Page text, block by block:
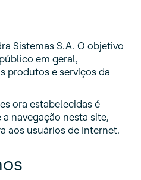
Sistemas S.A. O objetivo
em geral,
produtos e serviços da
ora estabelecidas é
navegação nesta site,
aos usuários de Internet.